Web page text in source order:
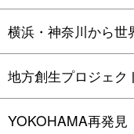
横浜・神奈川から世
地方創生プロジェク
YOKOHAMA再発見